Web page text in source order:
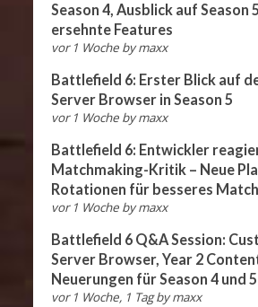
Season 4, Ausblick auf Season
ersehnte Features
vor 1 Woche bymaxx
Battlefield 6: Erster Blick auf
Server Browser in Season 5
vor 1 Woche bymaxx
Battlefield 6: Entwickler
Matchmaking-Kritik – Neue
Rotationen für besseres
vor 1 Woche bymaxx
Battlefield 6 Q&A Session:
Server Browser, Year 2
Neuerungen für Season 4 und 5
vor 1 Woche, 1 Tag bymaxx